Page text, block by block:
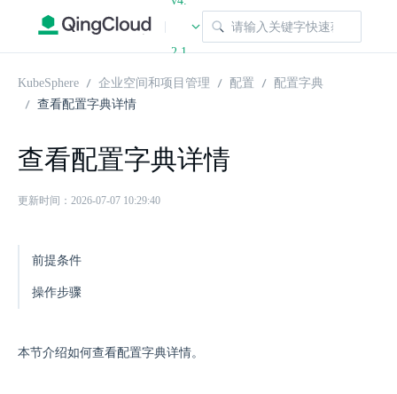
|
2.1
KubeSphere 企业空间和项目管理 配置
配置字典
查看配置字典详情
查看配置字典详情
更新时间：2026-07-07 10:29:40
前提条件
操作步骤
本节介绍如何查看配置字典详情。